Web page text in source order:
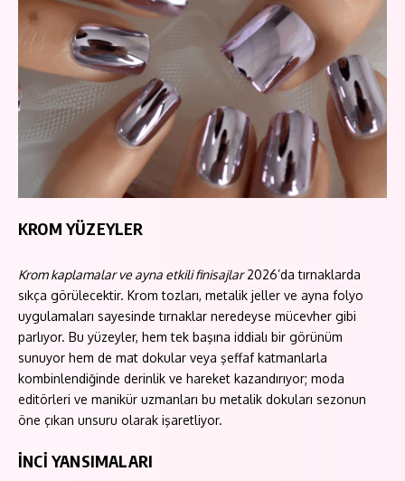
KROM YÜZEYLER
Krom kaplamalar ve ayna etkili finisajlar2026’da tırnaklarda
sıkça görülecektir. Krom tozları, metalik jeller ve ayna folyo
uygulamaları sayesinde tırnaklar neredeyse mücevher gibi
parlıyor. Bu yüzeyler, hem tek başına iddialı bir görünüm
sunuyor hem de mat dokular veya şeffaf katmanlarla
kombinlendiğinde derinlik ve hareket kazandırıyor; moda
editörleri ve manikür uzmanları bu metalik dokuları sezonun
öne çıkan unsuru olarak işaretliyor.
İNCİ YANSIMALARI